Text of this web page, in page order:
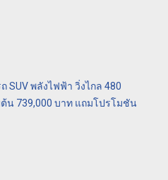
SUV พลังไฟฟ้า วิ่งไกล 480
ต้น 739,000 บาท แถมโปรโมชัน